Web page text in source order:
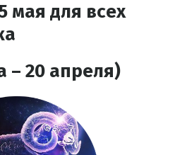
мая для всех
– 20 апреля)